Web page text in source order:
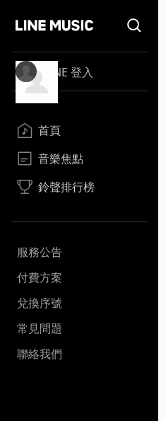
LINE 登入
首頁
音樂焦點
鈴聲排行榜
服務公告
付費方案
兌換序號
常見問題
聯絡我們